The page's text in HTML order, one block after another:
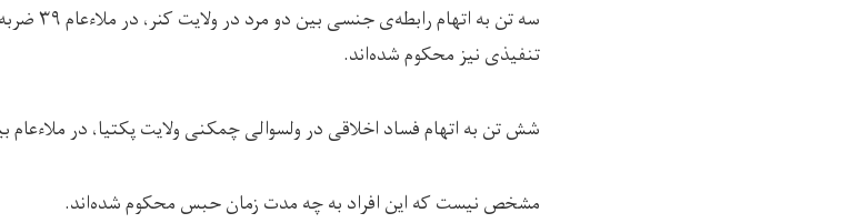
سه تن به
تنفيذی نیز محکوم شده‌اند.
شش تن به اتهام‌ فساد اخلاقی در ولسوالی چمکنی ولایت پکتیا، در ملاءعام بین ۲۰ تا ۳۹ ضربه شلاق زده
مشخص نیست که این افراد به چه مدت زمان حبس محکوم شده‌اند.